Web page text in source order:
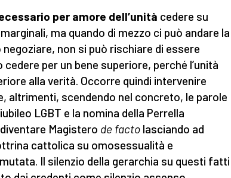
per amore dell’unità cedere su
ma quando di mezzo ci può andare la
non si può rischiare di essere
cedere per un bene superiore, perché l’unità
alla verità. Occorre quindi intervenire
altrimenti, scendendo nel concreto, le parole
LGBT e la nomina della Perrella
Magistero de facto lasciando ad
cattolica su omosessualità e
Il silenzio della gerarchia su questi fatti